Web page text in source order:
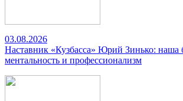
03.08.2026
Наставник «Кузбасса» Юрий Зинько: наша
ментальность и профессионализм